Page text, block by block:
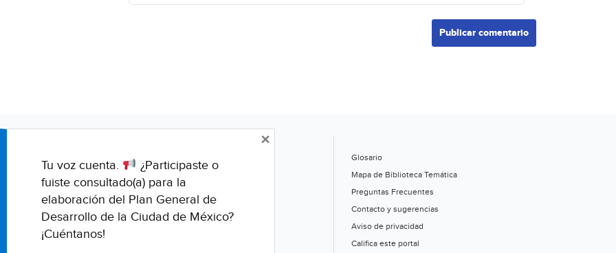
Glosario
Mapa de Biblioteca Temática
Preguntas Frecuentes
Contacto y sugerencias
Aviso de privacidad
Califica este portal
Tu voz cuenta.
¿Participaste o
fuiste consultado(a) para la
elaboración del Plan General de
Desarrollo de la Ciudad de México?
¡Cuéntanos!
×